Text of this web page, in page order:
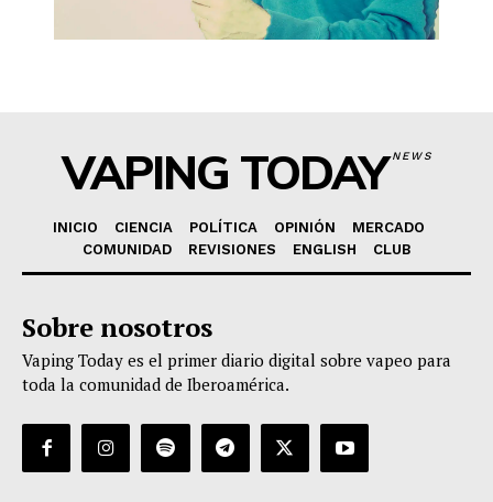
VAPING TODAYNEWS
INICIO CIENCIA POLÍTICA OPINIÓN
MERCADO
COMUNIDAD
REVISIONES ENGLISH CLUB
Sobre nosotros
Vaping Today es el primer diario digital sobre vapeo para
toda la comunidad de Iberoamérica.